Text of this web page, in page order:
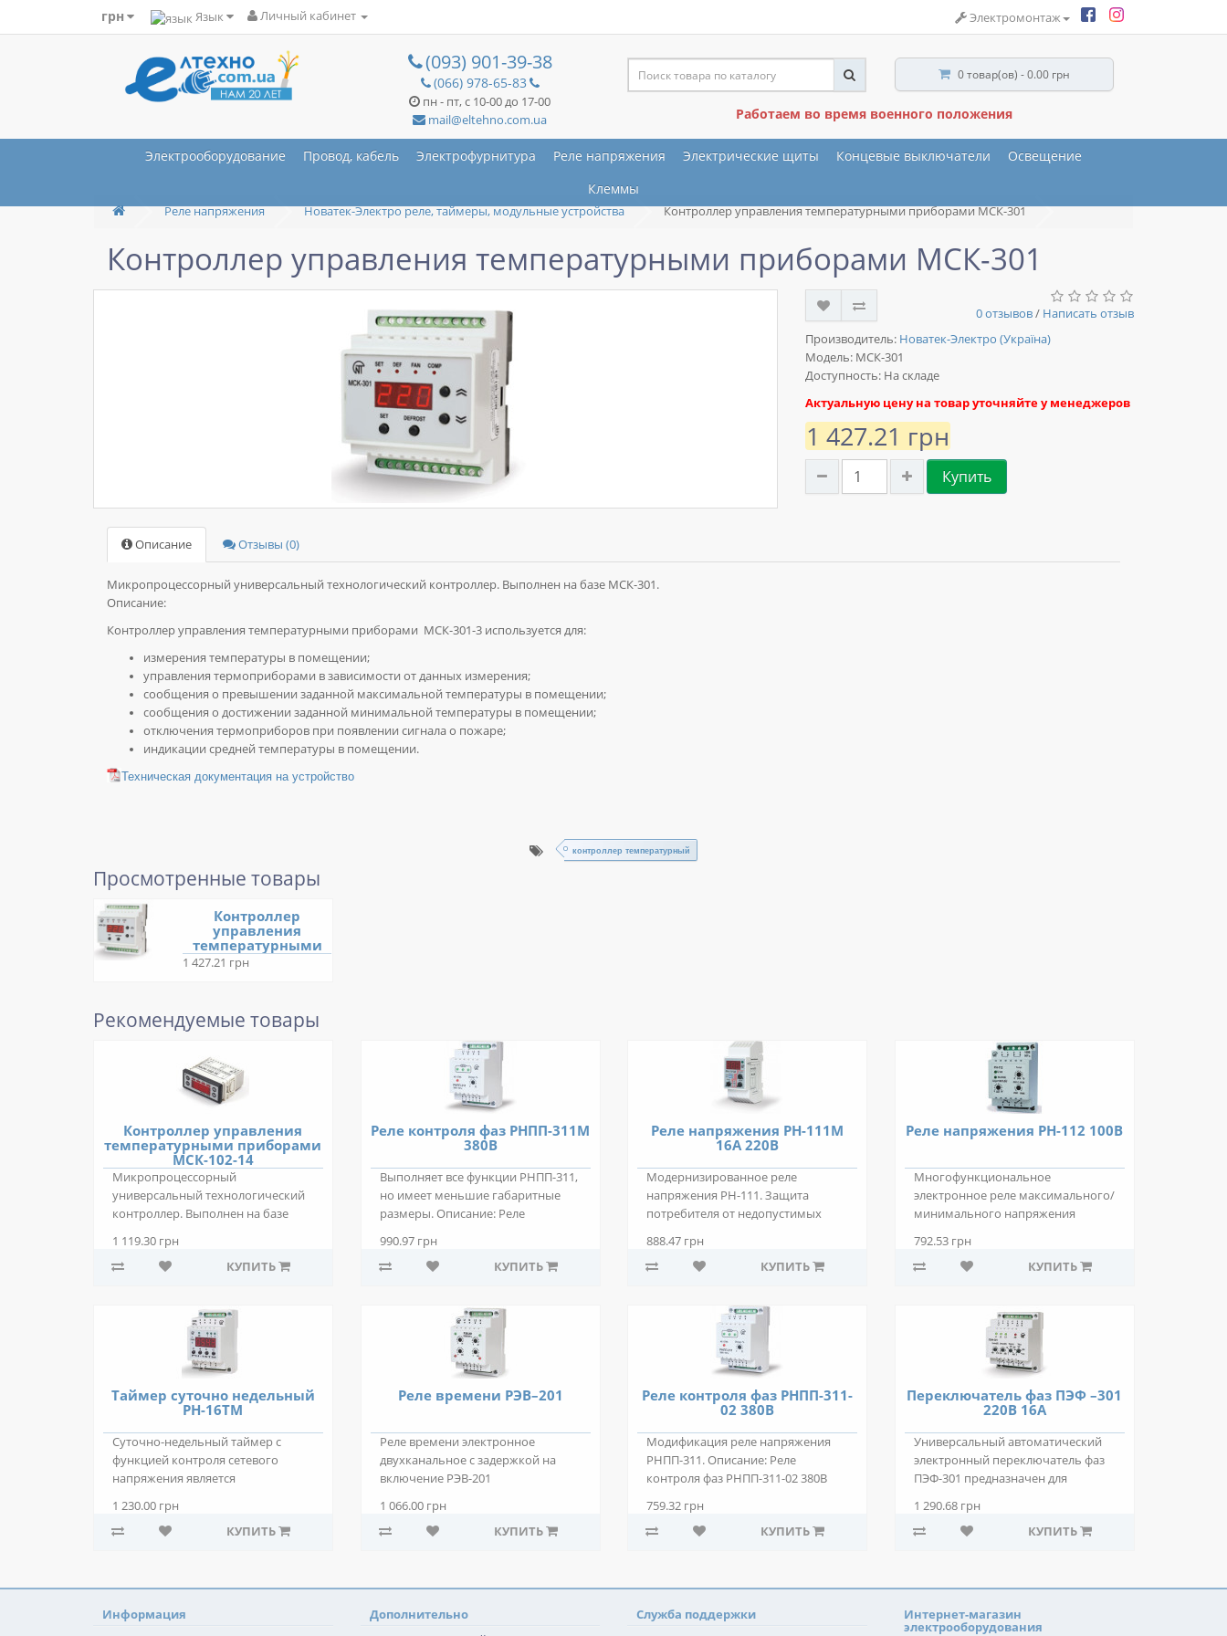
грн Язык Личный кабинет Электромонтаж
(093) 901-39-38
(066) 978-65-83
пн - пт, с 10-00 до 17-00
mail@eltehno.com.ua
0 товар(ов) - 0.00 грн
Работаем во время военного положения
Электрооборудование Провод, кабель Электрофурнитура Реле напряжения Электрические щиты Концевые выключатели
Освещение
Клеммы
Реле напряжения Новатек-Электро реле, таймеры, модульные устройства Контроллер управления температурными приборами МСК-301
Контроллер управления температурными приборами МСК-301
0 отзывов/ Написать отзыв
Производитель: Новатек-Электро (Україна)
Модель: МСК-301
Доступность: На складе
Актуальную цену на товар уточняйте у менеджеров
1 427.21 грн
Купить
Описание Отзывы (0)
Микропроцессорный универсальный технологический контроллер. Выполнен на базе МСК-301.
Описание:
Контроллер управления температурными приборами МСК-301-3 используется для:
измерения температуры в помещении;
управления термоприборами в зависимости от данных измерения;
сообщения о превышении заданной максимальной температуры в помещении;
сообщения о достижении заданной минимальной температуры в помещении;
отключения термоприборов при появлении сигнала о пожаре;
индикации средней температуры в помещении.
Техническая документация на устройство
контроллер температурный
Просмотренные товары
Контроллер
управления
температурными
приборами МСК-301
1 427.21 грн
Рекомендуемые товары
Контроллер управления
температурными приборами
МСК-102-14
Микропроцессорный
универсальный технологический
контроллер. Выполнен на базе
1 119.30 грн
КУПИТЬ
Реле контроля фаз РНПП-311М
380В
Выполняет все функции РНПП-311,
но имеет меньшие габаритные
размеры. Описание: Реле
990.97 грн
КУПИТЬ
Реле напряжения РН-111М
16А 220В
Модернизированное реле
напряжения РН-111. Защита
потребителя от недопустимых
888.47 грн
КУПИТЬ
Реле напряжения РН-112 100В
Многофункциональное
электронное реле максимального/
минимального напряжения
792.53 грн
КУПИТЬ
Таймер суточно недельный
РН-16ТM
Суточно-недельный таймер с
функцией контроля сетевого
напряжения является
1 230.00 грн
КУПИТЬ
Реле времени РЭВ–201
Реле времени электронное
двухканальное с задержкой на
включение РЭВ-201
1 066.00 грн
КУПИТЬ
Реле контроля фаз РНПП-311-
02 380В
Модификация реле напряжения
РНПП-311. Описание: Реле
контроля фаз РНПП-311-02 380В
759.32 грн
КУПИТЬ
Переключатель фаз ПЭФ –301
220В 16А
Универсальный автоматический
электронный переключатель фаз
ПЭФ-301 предназначен для
1 290.68 грн
КУПИТЬ
Информация Дополнительно Служба поддержки Интернет-магазин
электрооборудования